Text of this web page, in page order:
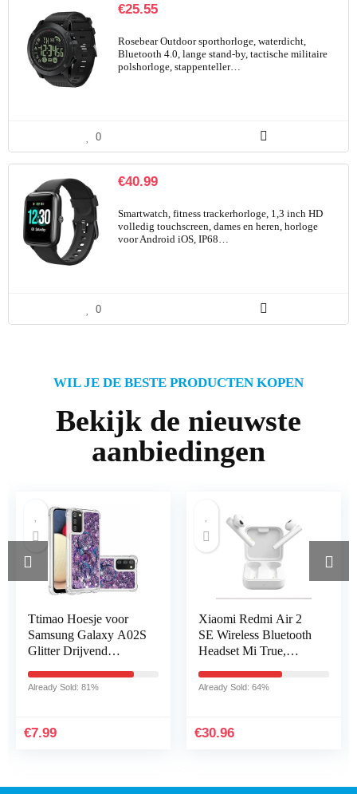
€25.55
Rosebear Outdoor sporthorloge, waterdicht,
Bluetooth 4.0, lange stand-by, tactische militaire
polshorloge, stappenteller…
0
€40.99
Smartwatch, fitness trackerhorloge, 1,3 inch HD
volledig touchscreen, dames en heren, horloge
voor Android iOS, IP68…
0
WIL JE DE BESTE PRODUCTEN KOPEN
Bekijk de nieuwste
aanbiedingen
Xiaomi Redmi Air 2
SE Wireless Bluetooth
Headset Mi True,
Touch Control, wit (1)
Already Sold: 64%
VR-Accessoireset
Oculus Quest 2,K6
Verstelbare
Already Sold: 84%